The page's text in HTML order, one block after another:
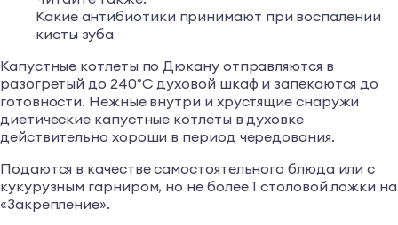
Какие антибиотики принимают при воспалении
кисты зуба
Капустные котлеты по Дюкану отправляются в
разогретый до 240°C духовой шкаф и запекаются до
готовности. Нежные внутри и хрустящие снаружи
диетические капустные котлеты в духовке
действительно хороши в период чередования.
Подаются в качестве самостоятельного блюда или с
кукурузным гарниром, но не более 1 столовой ложки на
«Закрепление».